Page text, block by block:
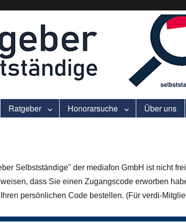
– praxisnah und individuell.
Ratgeber Honorarsuche Über uns
Selbstständige" der mediafon GmbH ist nicht
dass Sie einen Zugangscode erworben
Ihren persönlichen Code bestellen. (Für verdi-